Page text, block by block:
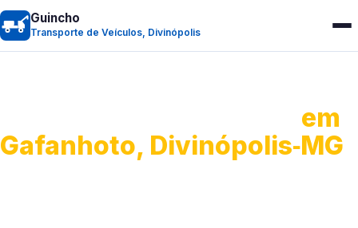
Guincho
Transporte de Veículos, Divinópolis
em
Gafanhoto, Divinópolis‑MG